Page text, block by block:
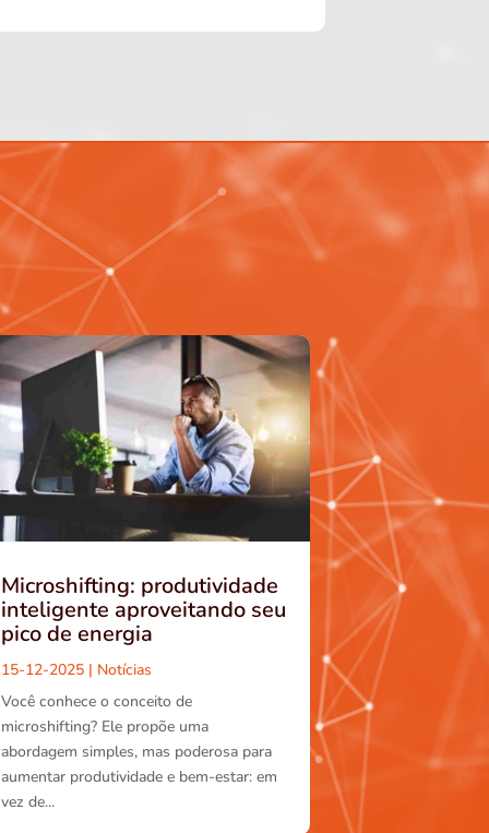
Microshifting: produtividade
inteligente aproveitando seu
pico de energia
15-12-2025 | Notícias
Você conhece o conceito de
microshifting? Ele propõe uma
abordagem simples, mas poderosa para
aumentar produtividade e bem-estar: em
vez de...